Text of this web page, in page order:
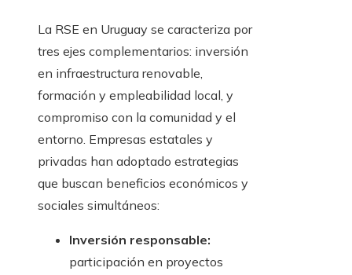
La RSE en Uruguay se caracteriza por
tres ejes complementarios: inversión
en infraestructura renovable,
formación y empleabilidad local, y
compromiso con la comunidad y el
entorno. Empresas estatales y
privadas han adoptado estrategias
que buscan beneficios económicos y
sociales simultáneos:
Inversión responsable:
participación en proyectos